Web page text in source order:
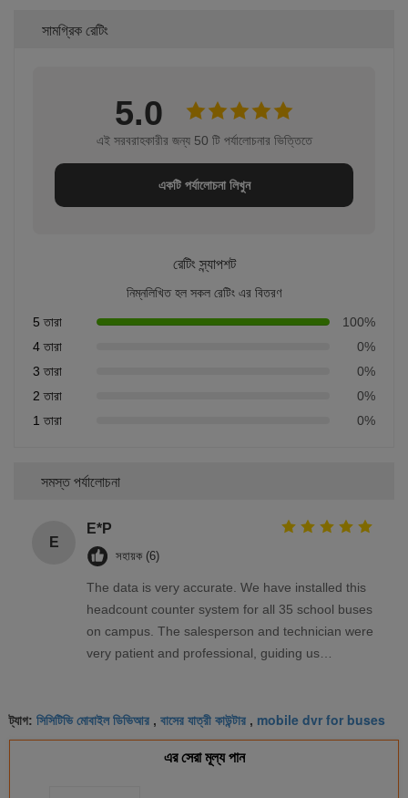
সামগ্রিক রেটিং
5.0
এই সরবরাহকারীর জন্য 50 টি পর্যালোচনার ভিত্তিতে
একটি পর্যালোচনা লিখুন
রেটিং স্ন্যাপশট
নিম্নলিখিত হল সকল রেটিং এর বিতরণ
5 তারা
100%
4 তারা
0%
3 তারা
0%
2 তারা
0%
1 তারা
0%
সমস্ত পর্যালোচনা
E
E*P
সহায়ক (6)
The data is very accurate. We have installed this
headcount counter system for all 35 school buses
on campus. The salesperson and technician were
very patient and professional, guiding us
professional solutions quickly.
ট্যাগ: সিসিটিভি মোবাইল ডিভিআর , বাসের যাত্রী কাউন্টার , mobile dvr for buses
এর সেরা মূল্য পান